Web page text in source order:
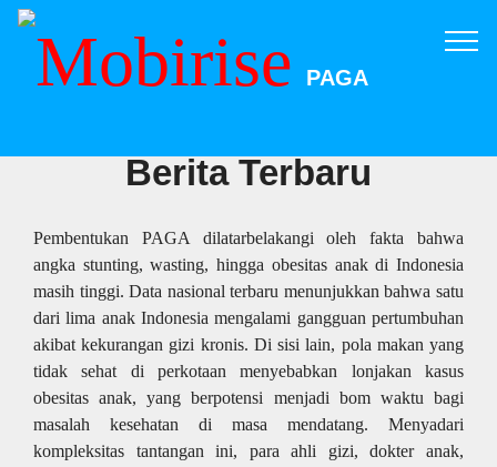
PAGA
Berita Terbaru
Pembentukan PAGA dilatarbelakangi oleh fakta bahwa
angka stunting, wasting, hingga obesitas anak di Indonesia
masih tinggi. Data nasional terbaru menunjukkan bahwa satu
dari lima anak Indonesia mengalami gangguan pertumbuhan
akibat kekurangan gizi kronis. Di sisi lain, pola makan yang
tidak sehat di perkotaan menyebabkan lonjakan kasus
obesitas anak, yang berpotensi menjadi bom waktu bagi
masalah kesehatan di masa mendatang. Menyadari
kompleksitas tantangan ini, para ahli gizi, dokter anak,